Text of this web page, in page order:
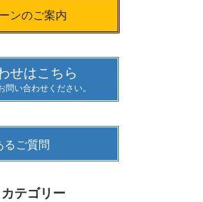
ンのご案内
せはこちら
問い合わせください。
るご質問
テゴリー